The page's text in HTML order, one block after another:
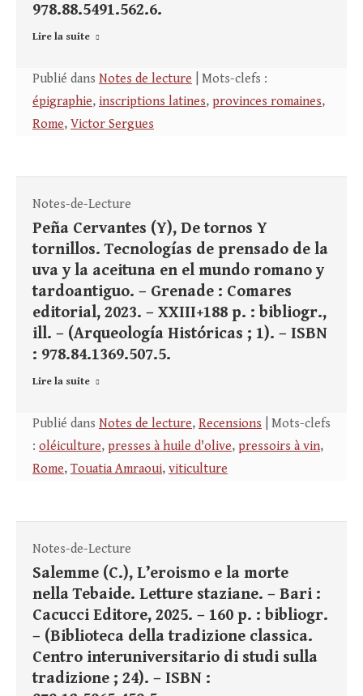
978.88.5491.562.6.
Lire la suite
Publié dans Notes de lecture | Mots-clefs :
épigraphie, inscriptions latines, provinces romaines,
Rome, Victor Sergues
Notes-de-Lecture
Peña Cervantes (Y), De tornos Y
tornillos. Tecnologías de prensado de la
uva y la aceituna en el mundo romano y
tardoantiguo. – Grenade : Comares
editorial, 2023. – XXIII+188 p. : bibliogr.,
ill. – (Arqueología Históricas ; 1). – ISBN
: 978.84.1369.507.5.
Lire la suite
Publié dans Notes de lecture, Recensions | Mots-clefs
: oléiculture, presses à huile d'olive, pressoirs à vin,
Rome, Touatia Amraoui, viticulture
Notes-de-Lecture
Salemme (C.), L’eroismo e la morte
nella Tebaide. Letture staziane. – Bari :
Cacucci Editore, 2025. – 160 p. : bibliogr.
– (Biblioteca della tradizione classica.
Centro interuniversitario di studi sulla
tradizione ; 24). – ISBN :